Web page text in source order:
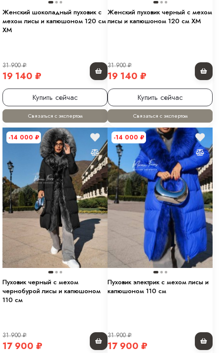
Женский шоколадный пуховик с
мехом лисы и капюшоном 120 см
XM
31 900₽
19 140 ₽
Купить сейчас
Связаться с экспертом
Женский пуховик черный с мехом
лисы и капюшоном 120 см XM
31 900₽
19 140 ₽
Купить сейчас
Связаться с экспертом
-14 000 ₽
Пуховик черный с мехом
чернобурой лисы и капюшоном
110 см
31 900₽
17 900 ₽
-14 000 ₽
Пуховик электрик с мехом лисы и
капюшоном 110 см
31 900₽
17 900 ₽